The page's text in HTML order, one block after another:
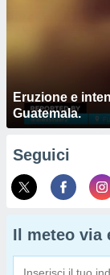
Eruzione e
Guatemala.
Seguici
Il meteo via